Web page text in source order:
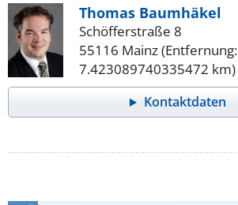
Thomas Baumhäkel
Schöfferstraße 8
55116 Mainz (Entfernung:
7.423089740335472 km)
Kontaktdaten